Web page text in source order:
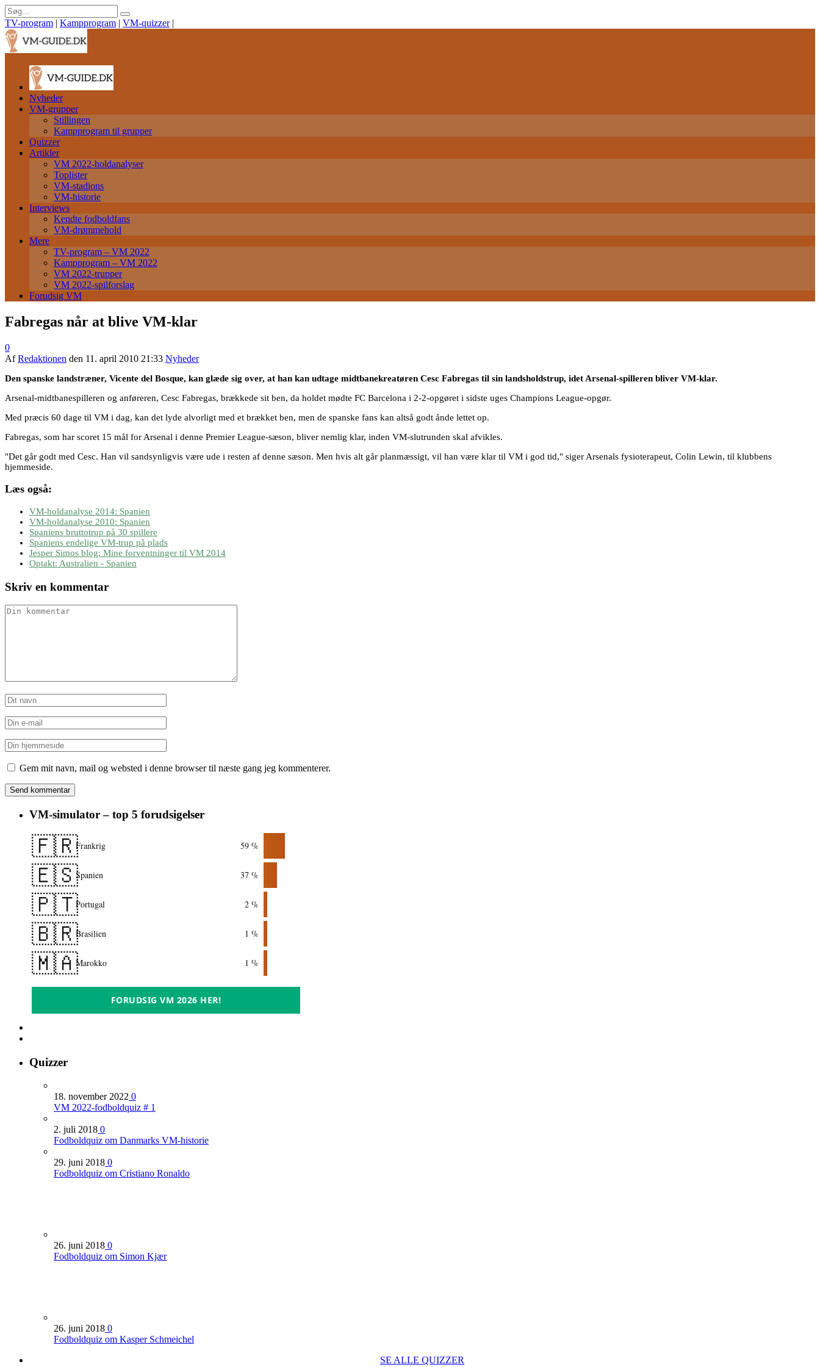
TV-program | Kampprogram | VM-quizzer |
Nyheder
VM-grupper
Stillingen
Kampprogram til grupper
Quizzer
Artikler
VM 2022-holdanalyser
Toplister
VM-stadions
VM-historie
Interviews
Kendte fodboldfans
VM-drømmehold
Mere
TV-program – VM 2022
Kampprogram – VM 2022
VM 2022-trupper
VM 2022-spilforslag
Forudsig VM
Fabregas når at blive VM-klar
0
AfRedaktionen den 11. april 2010 21:33 Nyheder
Den spanske landstræner, Vicente del Bosque, kan glæde sig over, at han kan udtage midtbanekreatøren Cesc Fabregas til sin landsholdstrup, idet Arsenal-spilleren bliver VM-klar.
Arsenal-midtbanespilleren og anføreren, Cesc Fabregas, brækkede sit ben, da holdet mødte FC Barcelona i 2-2-opgøret i sidste uges Champions League-opgør.
Med præcis 60 dage til VM i dag, kan det lyde alvorligt med et brækket ben, men de spanske fans kan altså godt ånde lettet op.
Fabregas, som har scoret 15 mål for Arsenal i denne Premier League-sæson, bliver nemlig klar, inden VM-slutrunden skal afvikles.
"Det går godt med Cesc. Han vil sandsynligvis være ude i resten af denne sæson. Men hvis alt går planmæssigt, vil han være klar til VM i god tid," siger Arsenals fysioterapeut, Colin Lewin, til klubbens
hjemmeside.
Læs også:
VM-holdanalyse 2014: Spanien
VM-holdanalyse 2010: Spanien
Spaniens bruttotrup på 30 spillere
Spaniens endelige VM-trup på plads
Jesper Simos blog: Mine forventninger til VM 2014
Optakt: Australien - Spanien
Skriv en kommentar
Gem mit navn, mail og websted i denne browser til næste gang jeg kommenterer.
VM-simulator – top 5 forudsigelser
🇫🇷Frankrig 59 %
🇪🇸Spanien 37 %
🇵🇹Portugal 2 %
🇧🇷Brasilien 1 %
🇲🇦Marokko 1 %
FORUDSIG VM 2026 HER!
Quizzer
18. november 2022 0
VM 2022-fodboldquiz # 1
2. juli 2018 0
Fodboldquiz om Danmarks VM-historie
29. juni 2018 0
Fodboldquiz om Cristiano Ronaldo
26. juni 2018 0
Fodboldquiz om Simon Kjær
26. juni 2018 0
Fodboldquiz om Kasper Schmeichel
SE ALLE QUIZZER